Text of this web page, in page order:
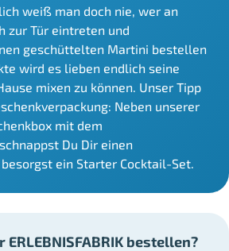
weiß man doch nie, wer an
zur Tür eintreten und
geschüttelten Martini bestellen
wird es lieben endlich seine
mixen zu können. Unser Tipp
Neben unserer
mit dem
Du Dir einen
ein Starter Cocktail-Set.
bestellen?